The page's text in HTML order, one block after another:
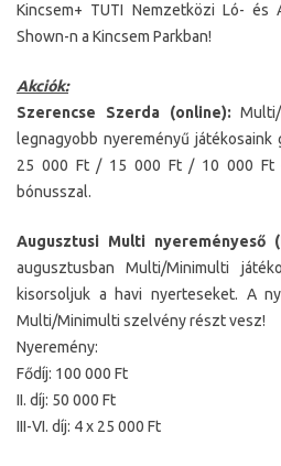
Kincsem+ TUTI Nemzetközi Ló- és
Shown-n a Kincsem Parkban!
Akciók:
Szerencse Szerda (online):
legnagyobb nyereményű
25 000 Ft / 15 000 Ft / 10 000 Ft
bónusszal.
Augusztusi Multi nyereményeső
augusztusban Multi/Minimulti
kisorsoljuk a havi nyerteseket. A
Multi/Minimulti szelvény részt vesz!
Nyeremény:
Fődíj: 100 000 Ft
II. díj: 50 000 Ft
III-VI. díj: 4 x 25 000 Ft